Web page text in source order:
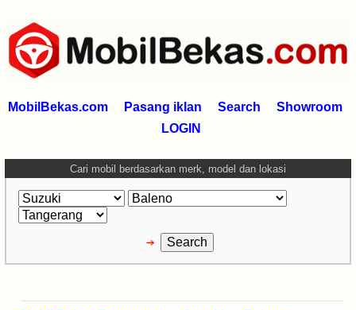
MobilBekas.com Pasang iklan Search
Showroom
LOGIN
Cari mobil berdasarkan merk, model dan lokasi